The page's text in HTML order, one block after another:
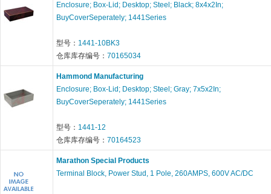
Enclosure; Box-Lid; Desktop; Steel; Black; 8x4x2In;
BuyCoverSeperately; 1441Series
型号： 1441-10BK3
仓库库存编号： 70165034
Hammond Manufacturing
Enclosure; Box-Lid; Desktop; Steel; Gray; 7x5x2In;
BuyCoverSeperately; 1441Series
型号： 1441-12
仓库库存编号： 70164523
Marathon Special Products
Terminal Block, Power Stud, 1 Pole, 260AMPS, 600V AC/DC